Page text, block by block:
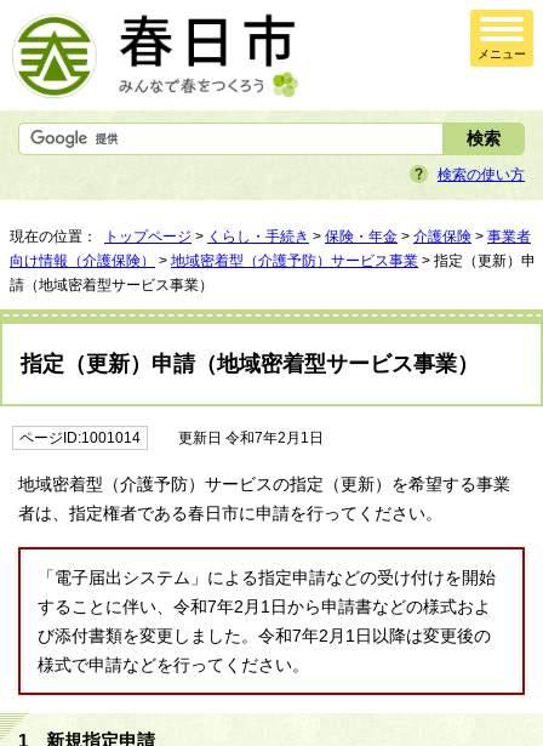
メニュー
検索の使い方
現在の位置： トップページ > くらし・手続き > 保険・年金 > 介護保険 > 事業者
向け情報（介護保険）
> 地域密着型（介護予防）サービス事業 > 指定（更新）申
請（地域密着型サービス事業）
指定（更新）申請（地域密着型サービス事業）
ページID:1001014 更新日 令和7年2月1日
地域密着型（介護予防）サービスの指定（更新）を希望する事業
者は、指定権者である春日市に申請を行ってください。
「電子届出システム」による指定申請などの受け付けを開始
することに伴い、令和7年2月1日から申請書などの様式およ
び添付書類を変更しました。令和7年2月1日以降は変更後の
様式で申請などを行ってください。
1 新規指定申請